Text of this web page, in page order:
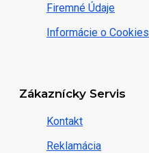
Firemné Údaje
Informácie o Cookies
Zákaznícky Servis
Kontakt
Reklamácia